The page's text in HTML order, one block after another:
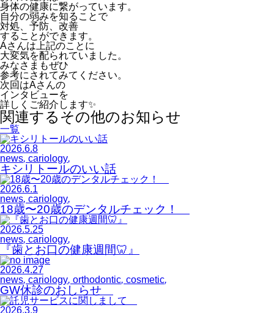
身体の健康に繋がっています。
自分の弱みを知ることで
対処、予防、改善
することができます。
Aさんは上記のことに
大変気を配られていました。
みなさまもぜひ
参考にされてみてください。
次回はAさんの
インタビューを
詳しくご紹介します✨
関連するその他のお知らせ
一覧
2026.6.8
news, cariology,
キシリトールのいい話
2026.6.1
news, cariology,
18歳〜20歳のデンタルチェック！
2026.5.25
news, cariology,
『歯とお口の健康週間🦷』
2026.4.27
news, cariology, orthodontic, cosmetic,
GW休診のおしらせ
2026.3.9